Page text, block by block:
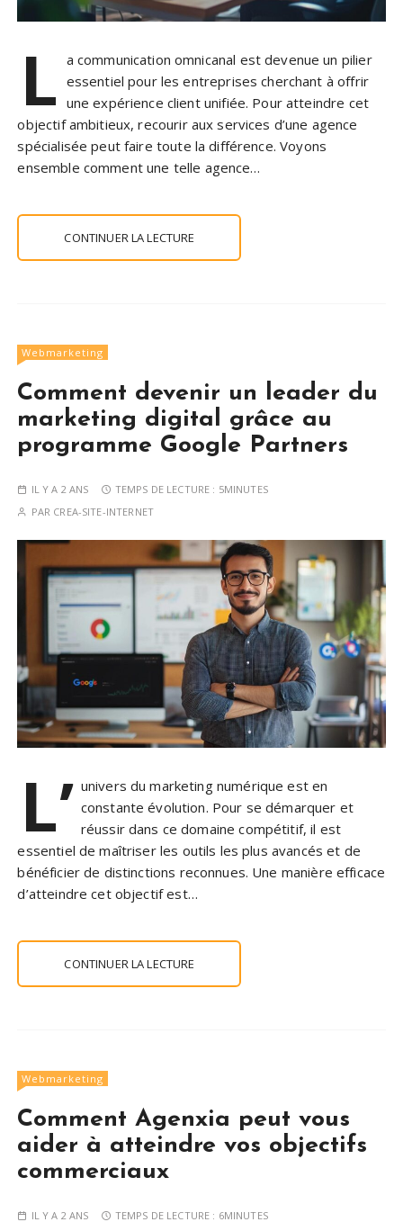
L a communication omnicanal est devenue un pilier
essentiel pour les entreprises cherchant à offrir
une expérience client unifiée. Pour atteindre cet
objectif ambitieux, recourir aux services d’une agence
spécialisée peut faire toute la différence. Voyons
ensemble comment une telle agence…
CONTINUER LA LECTURE
Webmarketing
Comment devenir un leader du
marketing digital grâce au
programme Google Partners
IL Y A 2 ANS TEMPS DE LECTURE : 5MINUTES
PAR CREA-SITE-INTERNET
L’ univers du marketing numérique est en
constante évolution. Pour se démarquer et
réussir dans ce domaine compétitif, il est
essentiel de maîtriser les outils les plus avancés et de
bénéficier de distinctions reconnues. Une manière efficace
d’atteindre cet objectif est…
CONTINUER LA LECTURE
Webmarketing
Comment Agenxia peut vous
aider à atteindre vos objectifs
commerciaux
IL Y A 2 ANS TEMPS DE LECTURE : 6MINUTES